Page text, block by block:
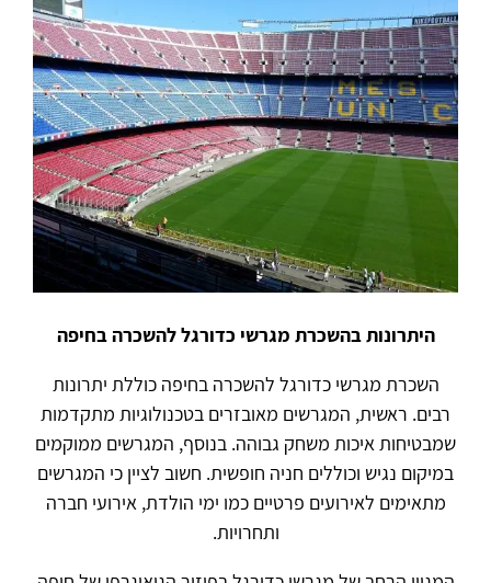
היתרונות בהשכרת מגרשי כדורגל להשכרה בחיפה
השכרת מגרשי כדורגל להשכרה בחיפה כוללת יתרונות
רבים. ראשית, המגרשים מאובזרים בטכנולוגיות מתקדמות
שמבטיחות איכות משחק גבוהה. בנוסף, המגרשים ממוקמים
במיקום נגיש וכוללים חניה חופשית. חשוב לציין כי המגרשים
מתאימים לאירועים פרטיים כמו ימי הולדת, אירועי חברה
ותחרויות.